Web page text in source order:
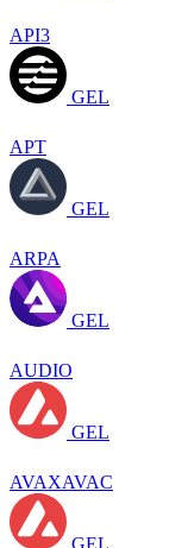
API3
GEL
APT
GEL
ARPA
GEL
AUDIO
GEL
AVAXAVAC
GEL